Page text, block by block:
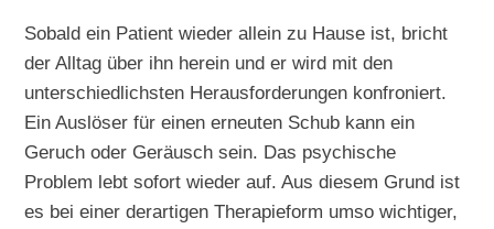
Sobald ein Patient wieder allein zu Hause ist, bricht
der Alltag über ihn herein und er wird mit den
unterschiedlichsten Herausforderungen konfroniert.
Ein Auslöser für einen erneuten Schub kann ein
Geruch oder Geräusch sein. Das psychische
Problem lebt sofort wieder auf. Aus diesem Grund ist
es bei einer derartigen Therapieform umso wichtiger,